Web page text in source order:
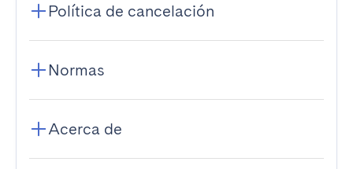
Política de cancelación
Normas
Acerca de